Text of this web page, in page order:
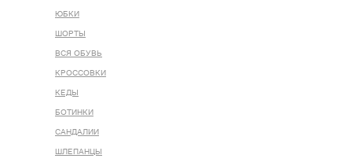
ЮБКИ
ШОРТЫ
ВСЯ ОБУВЬ
КРОССОВКИ
КЕДЫ
БОТИНКИ
САНДАЛИИ
ШЛЕПАНЦЫ